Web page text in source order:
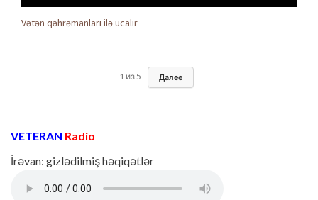
Vətən qəhrəmanları ilə ucalır
1 из 5 Далее
VETERAN Radio
İrəvan: gizlədilmiş həqiqətlər